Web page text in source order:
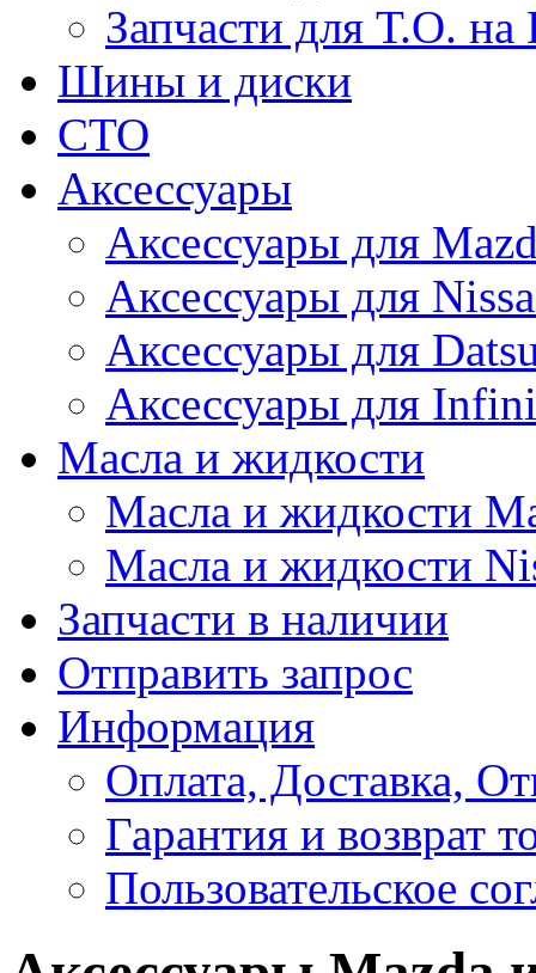
Запчасти для Т.О. на
Шины и диски
СТО
Аксессуары
Аксессуары для
Аксессуары для
Аксессуары для
Аксессуары для
Масла и жидкости
Масла и жидкости
Масла и жидкости
Запчасти в наличии
Отправить запрос
Информация
Оплата, Доставка,
Гарантия и возврат
Пользовательское